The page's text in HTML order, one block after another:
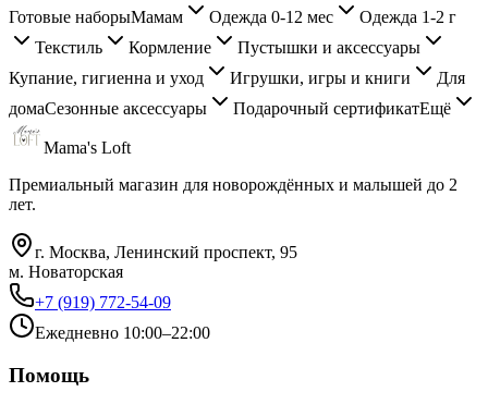
Готовые наборыМамам Одежда 0-12 мес
Одежда 1-2 г
Текстиль
Кормление
Пустышки и аксессуары
Купание, гигиенна и уход
Игрушки, игры и книги
Для
домаСезонные аксессуары Подарочный сертификатЕщё
Mama's Loft
Премиальный магазин для новорождённых и малышей до 2
лет.
г. Москва, Ленинский проспект, 95
м. Новаторская
+7 (919) 772-54-09
Ежедневно 10:00–22:00
Помощь